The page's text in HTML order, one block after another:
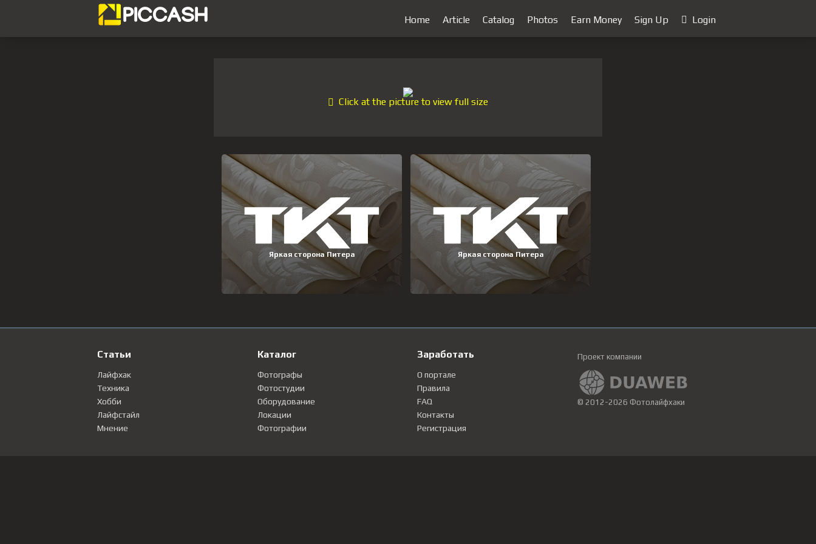
Home Article Catalog Photos Earn Money Sign Up Login
Click at the picture to view full size
Статьи
Лайфхак
Техника
Хобби
Лайфстайл
Мнение
Каталог
Фотографы
Фотостудии
Оборудование
Локации
Фотографии
Заработать
О портале
Правила
FAQ
Контакты
Регистрация
Проект компании
© 2012-2026 Фотолайфхаки